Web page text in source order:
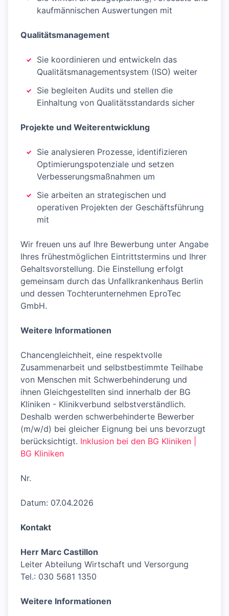
kaufmännischen Auswertungen mit
Qualitätsmanagement
Sie koordinieren und entwickeln das
Qualitätsmanagementsystem (ISO) weiter
Sie begleiten Audits und stellen die
Einhaltung von Qualitätsstandards sicher
Projekte und Weiterentwicklung
Sie analysieren Prozesse, identifizieren
Optimierungspotenziale und setzen
Verbesserungsmaßnahmen um
Sie arbeiten an strategischen und
operativen Projekten der Geschäftsführung
mit
Wir freuen uns auf Ihre Bewerbung unter Angabe
Ihres frühestmöglichen Eintrittstermins und Ihrer
Gehaltsvorstellung. Die Einstellung erfolgt
gemeinsam durch das Unfallkrankenhaus Berlin
und dessen Tochterunternehmen EproTec
GmbH.
Weitere Informationen
Chancengleichheit, eine respektvolle
Zusammenarbeit und selbstbestimmte Teilhabe
von Menschen mit Schwerbehinderung und
ihnen Gleichgestellten sind innerhalb der BG
Kliniken - Klinikverbund selbstverständlich.
Deshalb werden schwerbehinderte Bewerber
(m/w/d) bei gleicher Eignung bei uns bevorzugt
berücksichtigt. Inklusion bei den BG Kliniken |
BG Kliniken
Nr.
Datum: 07.04.2026
Kontakt
Herr Marc Castillon
Leiter Abteilung Wirtschaft und Versorgung
Tel.: 030 5681 1350
Weitere Informationen